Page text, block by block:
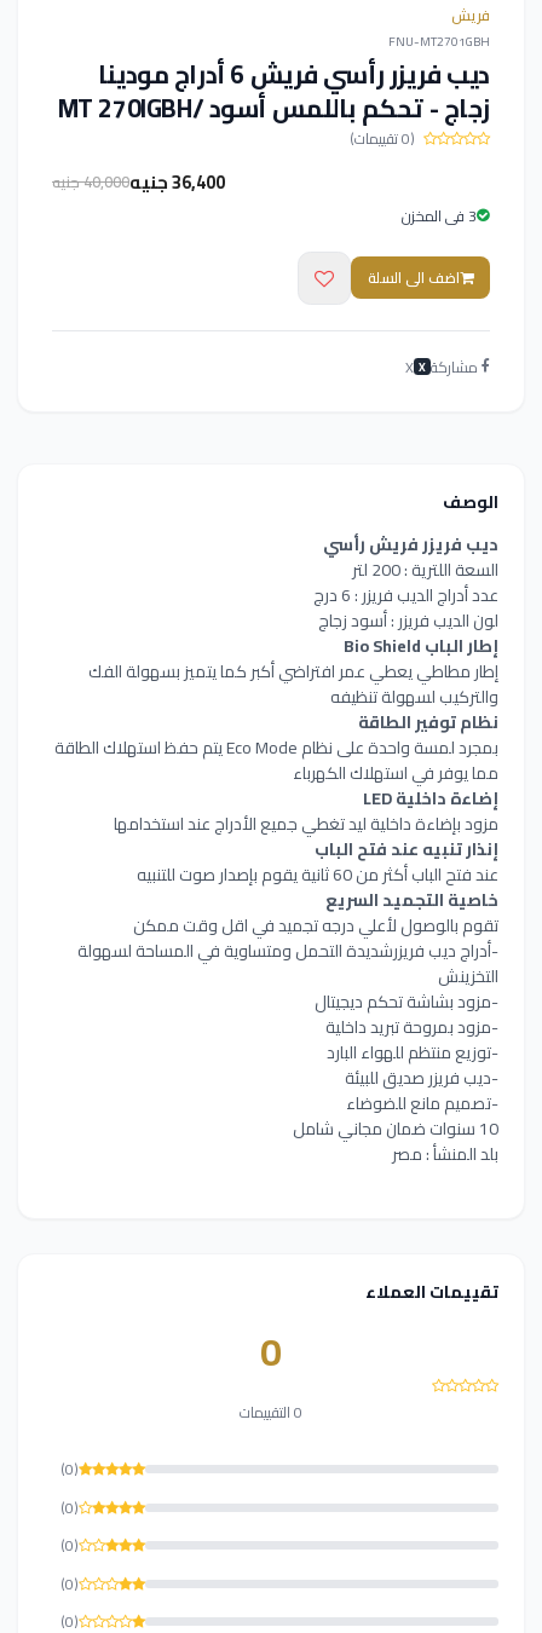
فريش
FNU-MT2701GBH
ديب فريزر رأسي فريش 6 أدراج مودينا
زجاج - تحكم باللمس أسود /MT 270IGBH
(0 تقييمات)
36,400 جنيه
40,000 جنيه
3 فى المخزن
اضف الى السلة
مشاركة X
X
الوصف
ديب فريزر فريش رأسي
السعة اللترية : 200 لتر
عدد أدراج الديب فريزر : 6 درج
لون الديب فريزر : أسود زجاج
إطار الباب Bio Shield
إطار مطاطي يعطي عمر افتراضي أكبر كما يتميز بسهولة الفك
والتركيب لسهولة تنظيفه
نظام توفير الطاقة
بمجرد لمسة واحدة على نظام Eco Mode يتم حفظ استهلاك الطاقة
مما يوفر في استهلاك الكهرباء
إضاءة داخلية LED
مزود بإضاءة داخلية ليد تغطي جميع الأدراج عند استخدامها
إنذار تنبيه عند فتح الباب
عند فتح الباب أكثر من 60 ثانية يقوم بإصدار صوت للتنبيه
خاصية التجميد السريع
تقوم بالوصول لأعلي درجه تجميد في اقل وقت ممكن
-أدراج ديب فريزرشديدة التحمل ومتساوية في المساحة لسهولة
التخزينش
-مزود بشاشة تحكم ديجيتال
-مزود بمروحة تبريد داخلية
-توزيع منتظم للهواء البارد
-ديب فريزر صديق للبيئة
-تصميم مانع للضوضاء
10 سنوات ضمان مجاني شامل
بلد المنشأ : مصر
تقييمات العملاء
0
0 التقييمات
(0)
(0)
(0)
(0)
(0)